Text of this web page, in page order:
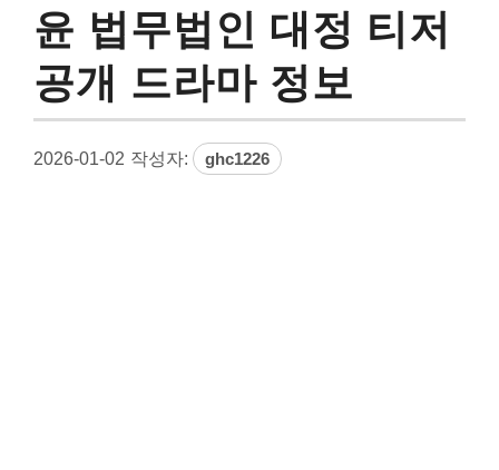
윤 법무법인 대정 티저
공개 드라마 정보
2026-01-02 작성자: ghc1226